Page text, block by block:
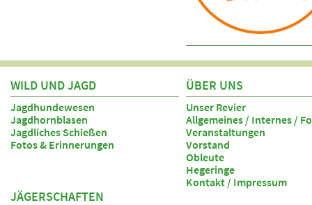
WILD UND JAGD
Jagdhundewesen
Jagdhornblasen
Jagdliches Schießen
Fotos & Erinnerungen
ÜBER UNS
Unser Revier
Allgemeines / Internes /
Veranstaltungen
Vorstand
Obleute
Hegeringe
Kontakt / Impressum
JÄGERSCHAFTEN